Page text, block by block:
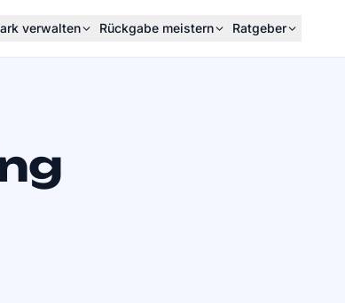
verwalten Rückgabe meistern Ratgeber